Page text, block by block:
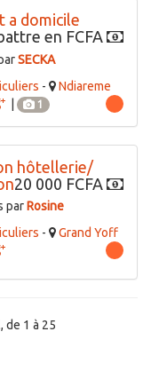
a domicile
en FCFA
SECKA
-
Ndiareme
1
hôtellerie/
20 000 FCFA
parRosine
-
Grand Yoff
de 1 à 25